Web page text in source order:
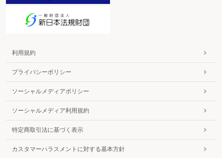
利用規約
プライバシーポリシー
ソーシャルメディアポリシー
ソーシャルメディア利用規約
特定商取引法に基づく表示
カスタマーハラスメントに対する基本方針